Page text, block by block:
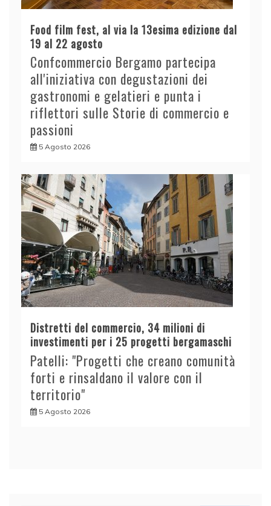
Food film fest, al via la 13esima edizione dal
19 al 22 agosto
Confcommercio Bergamo partecipa
all'iniziativa con degustazioni dei
gastronomi e gelatieri e punta i
riflettori sulle Storie di commercio e
passioni
5 Agosto 2026
Distretti del commercio, 34 milioni di
investimenti per i 25 progetti bergamaschi
Patelli: "Progetti che creano comunità
forti e rinsaldano il valore con il
territorio"
5 Agosto 2026